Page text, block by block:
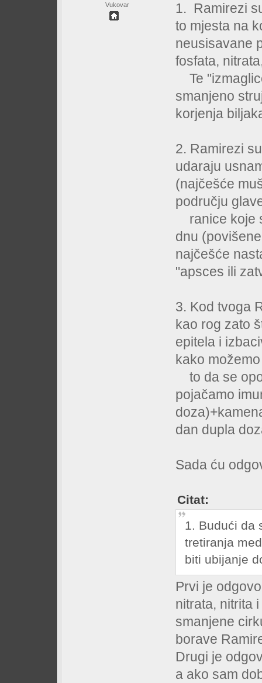
Vukovar
1. Ramirezi
to mjesta na
neusisavane
fosfata,
Te
smanjeno
korjenja
2. Ramirezi
udaraju
(najčešće
području
ranice koje
dnu
najčešće
"apsces ili
3. Kod tvoga
kao rog zato
epitela i
kako
to da se
pojačamo
dan dupla
Sada ću
Citat:
1. Budući da
tretiranja
biti ubijanje
Prvi je
nitrata, nitrita
smanjene
borave
Drugi je
a ako sam